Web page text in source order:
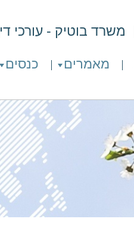
משרד בוטיק - עורכי
מאמרים כנסים